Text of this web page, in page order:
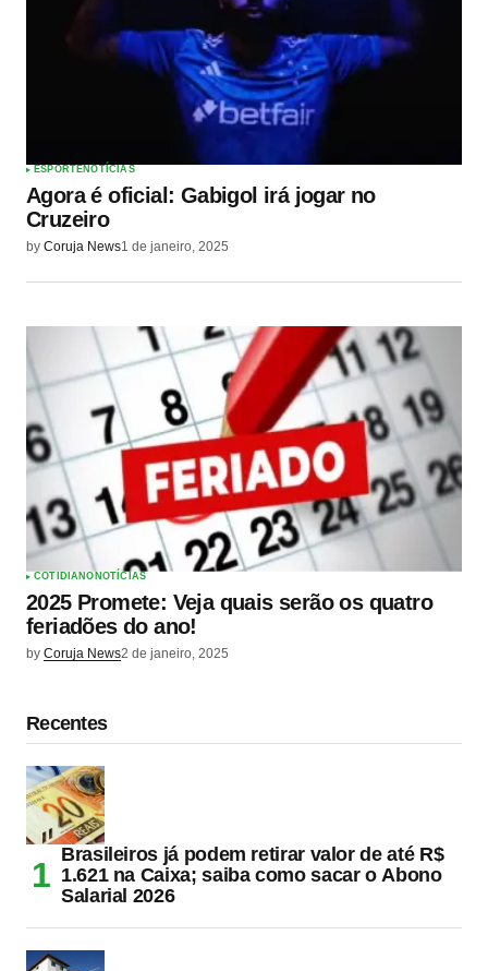
ESPORTENOTÍCIAS
Agora é oficial: Gabigol irá jogar no
Cruzeiro
by Coruja News1 de janeiro, 2025
COTIDIANO NOTÍCIAS
2025 Promete: Veja quais serão os quatro
feriadões do ano!
by Coruja News2 de janeiro, 2025
Recentes
Brasileiros já podem retirar valor de até R$
1.621 na Caixa; saiba como sacar o Abono
Salarial 2026